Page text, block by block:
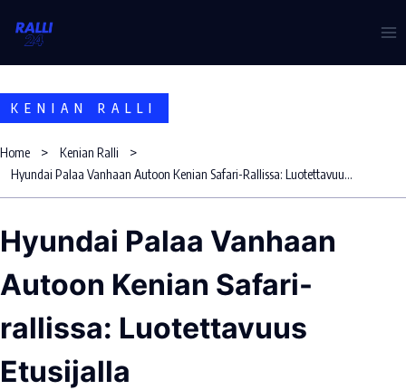
KENIAN RALLI
Home
Kenian Ralli
Hyundai Palaa Vanhaan Autoon Kenian Safari-Rallissa: Luotettavuus Etusijalla
Hyundai Palaa Vanhaan
Autoon Kenian Safari-
rallissa: Luotettavuus
Etusijalla